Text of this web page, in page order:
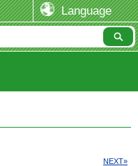
Language
NEXT»